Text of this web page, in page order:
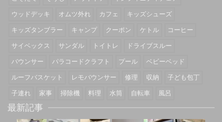
ウッドデッキ
オムツ外れ カフェ
キッズシューズ
キッズタンブラー
キャンプ クーポン ケトル
コーヒー
サイベックス
サンダル トイトレ
ドライブスルー
バウンサー
パラコードクラフト プール
ベビーベッド
ルーフバスケット
レモバウンサー 修理 収納
子ども包丁
子連れ
家事 掃除機 料理 水筒 自転車 風呂
最新記事